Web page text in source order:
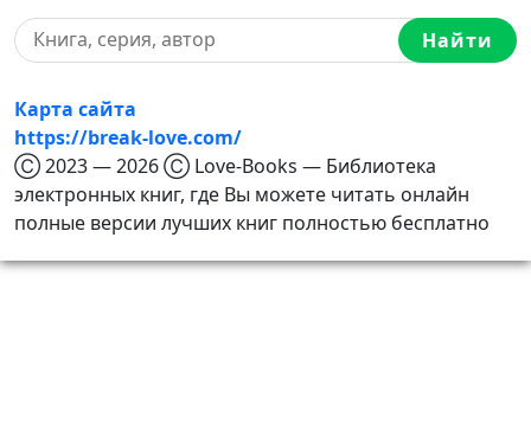
Найти
Карта сайта
https://break-love.com/
Ⓒ 2023 — 2026 Ⓒ Love-Books — Библиотека
электронных книг, где Вы можете читать онлайн
полные версии лучших книг полностью бесплатно